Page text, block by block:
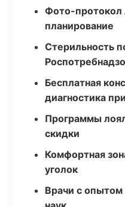
Фото-протокол
планирование
Стерильность
Бесплатная
диагностика
Программы
скидки
Комфортная
уголок
Врачи с опытом